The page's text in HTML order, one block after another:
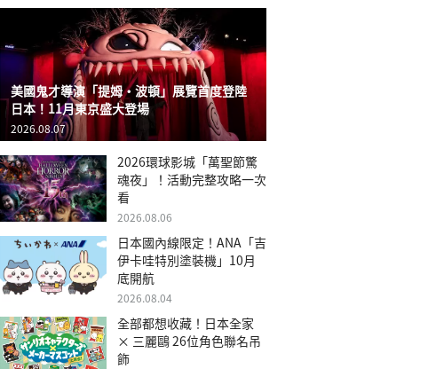
美國鬼才導演「提姆・波頓」展覽首度登陸
日本！11月東京盛大登場
2026.08.07
2026環球影城「萬聖節驚
魂夜」！活動完整攻略一次
看
2026.08.06
日本國內線限定！ANA「吉
伊卡哇特別塗裝機」10月
底開航
2026.08.04
全部都想收藏！日本全家
× 三麗鷗 26位角色聯名吊
飾